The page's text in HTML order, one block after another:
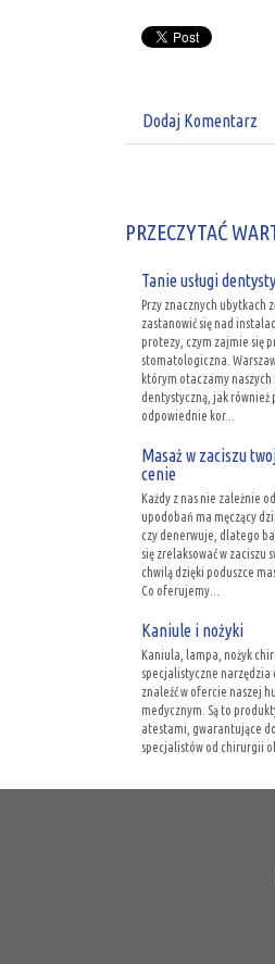
Dodaj Komentarz
PRZECZYTAĆ
Tanie usługi
Przy znacznych ubytkach
zastanowić się nad
protezy, czym zajmie się
stomatologiczna.
którym otaczamy
dentystyczną, jak
odpowiednie kor...
Masaż w zaciszu
cenie
Każdy z nas nie zależnie
upodobań ma męczący
czy denerwuje, dlatego
się zrelaksować w zaciszu
chwilą dzięki poduszce
Co oferujemy...
Kaniule i nożyki
Kaniula, lampa, nożyk
specjalistyczne narzędzia
znaleźć w ofercie naszej
medycznym. Są to
atestami, gwarantujące
specjalistów od chirurgii